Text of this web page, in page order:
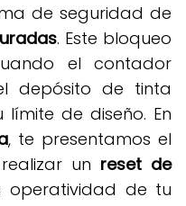
de seguridad de
. Este bloqueo
el contador
depósito de tinta
límite de diseño. En
, te presentamos el
un reset de
de tu